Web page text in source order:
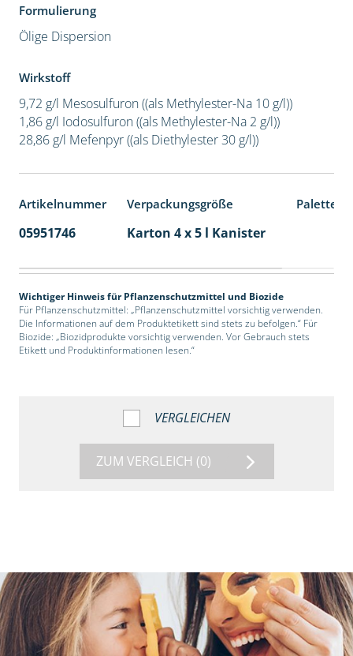
Formulierung
Ölige Dispersion
Wirkstoff
9,72 g/l Mesosulfuron ((als Methylester-Na 10 g/l))
1,86 g/l Iodosulfuron ((als Methylester-Na 2 g/l))
28,86 g/l Mefenpyr ((als Diethylester 30 g/l))
Artikelnummer Verpackungsgröße
05951746 Karton 4 x 5 l Kanister
Wichtiger Hinweis für Pflanzenschutzmittel und Biozide
Für Pflanzenschutzmittel: „Pflanzenschutzmittel vorsichtig verwenden.
Die Informationen auf dem Produktetikett sind stets zu befolgen.“ Für
Biozide: „Biozidprodukte vorsichtig verwenden. Vor Gebrauch stets
Etikett und Produktinformationen lesen.“
VERGLEICHEN
ZUM VERGLEICH (0)